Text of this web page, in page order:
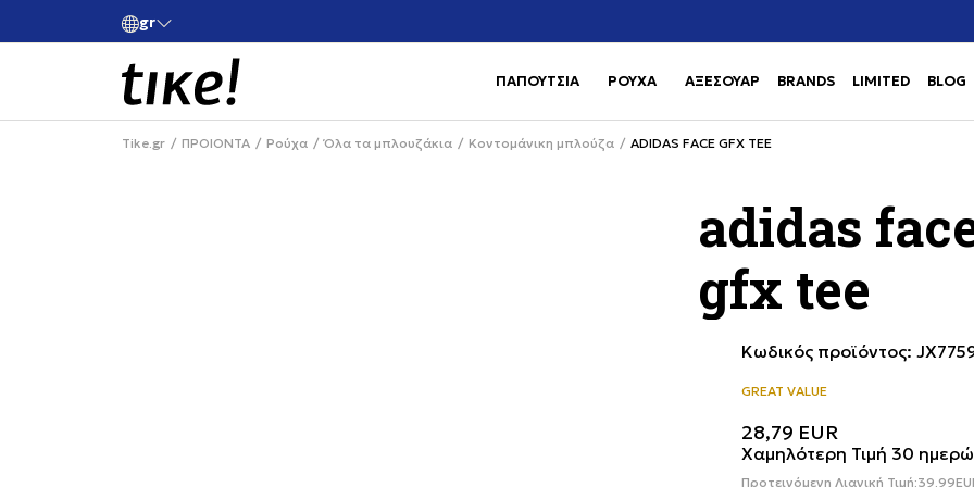
grΚάνε εγγραφή και κέρδισε -10% στην πρώτη σου αγορά
ΠΑΠΟΥΤΣΙΑ Use shift+Enter to open or close
ΡΟΥΧΑ Use shift+Enter to open or close
ΑΞΕΣΟΥΑΡ BRANDS LIMITED BLOG
Tike.gr ΠΡΟΙΟΝΤΑ Ρούχα Όλα τα μπλουζάκια Κοντομάνικη μπλούζα ADIDAS FACE GFX TEE
adidas
gfx tee
Κωδικός προϊόντος:
GREAT VALUE
28,79 EUR
Χαμηλότερη Τιμή 30
Προτεινόμενη Λιανική Τιμή:39,99